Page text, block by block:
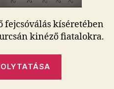
fejcsóválás kíséretében
kinéző fiatalokra.